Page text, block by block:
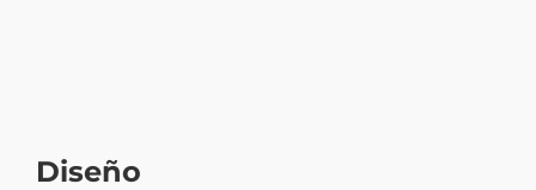
Diseño